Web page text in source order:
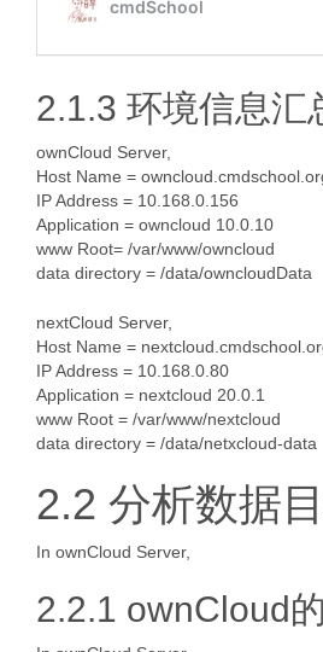
2.1.3 环境信息汇
ownCloud Server,
Host Name =
IP Address = 10.168.0.156
Application = owncloud 10.0.10
www Root= /var/www/owncloud
data directory = /data/owncloudData
nextCloud Server,
Host Name =
IP Address = 10.168.0.80
Application = nextcloud 20.0.1
www Root = /var/www/nextcloud
data directory = /data/netxcloud-data
2.2 分析数据
In ownCloud Server,
2.2.1 ownCloud